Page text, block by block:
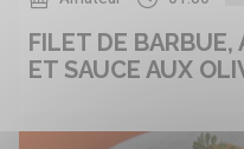
FILET DE BARBUE,
ET SAUCE AUX